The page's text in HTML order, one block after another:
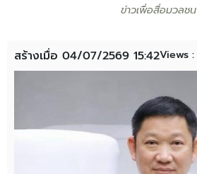
ข่าวเพื่อสื่อมวลชน
สร้างเมื่อ 04/07/2569 15:42Views :